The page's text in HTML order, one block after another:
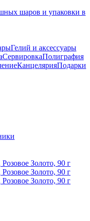
Гелий и аксессуары
СервировкаПолиграфия
КанцелярияПодарки